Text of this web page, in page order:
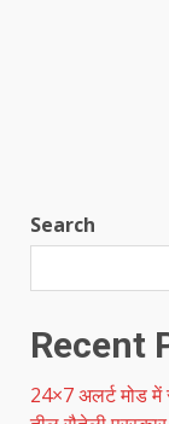
Search
Recent
24×7 अलर्ट मोड में